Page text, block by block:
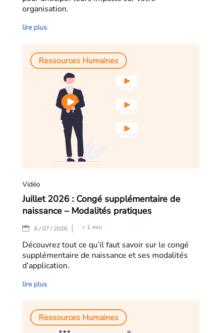
organisation.
lire plus
Vidéo
Juillet 2026 : Congé supplémentaire de
naissance – Modalités pratiques
6 / 07 / 2026
Ressources Humaines
< 1 min
Découvrez tout ce qu’il faut savoir sur le congé
supplémentaire de naissance et ses modalités
d’application.
lire plus
Ressources Humaines